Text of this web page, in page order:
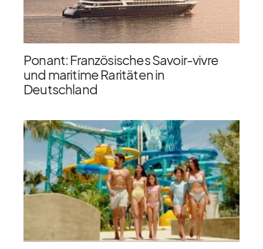
Ponant: Französisches Savoir-vivre
und maritime Raritäten in
Deutschland